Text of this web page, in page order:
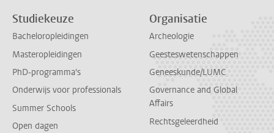
Studiekeuze
Bacheloropleidingen
Masteropleidingen
PhD-programma's
Onderwijs voor professionals
Summer Schools
Open dagen
Organisatie
Archeologie
Geesteswetenschappen
Geneeskunde/LUMC
Governance and Global
Affairs
Rechtsgeleerdheid